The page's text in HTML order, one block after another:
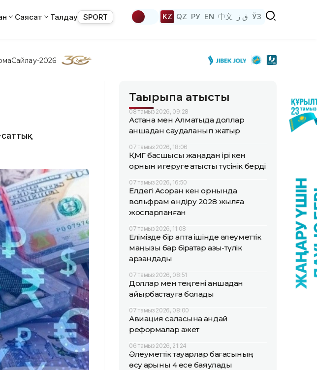
Саясат Талдау SPORT KZ QZ РУ EN 中文 ق ز ЎЗ
Сайлау-2026
Тақырыпқа қатысты
08 тамыз 2026, 09:28
Астана мен Алматыда доллар
қаншадан саудаланып жатыр
07 тамыз 2026, 18:06
ҚМГ басшысы жаңадан ірі кен
орнын игеруге қатысты түсінік берді
07 тамыз 2026, 16:50
Елдегі Ақсоран кен орнында
вольфрам өндіру 2028 жылға
жоспарланған
07 тамыз 2026, 11:08
Елімізде бір апта ішінде әлеуметтік
маңызы бар бірқатар азық-түлік
арзандады
07 тамыз 2026, 08:51
Доллар мен теңгені қаншадан
айырбастауға болады
07 тамыз 2026, 08:00
Авиация саласына қандай
реформалар қажет
06 тамыз 2026, 21:24
Әлеуметтік тауарлар бағасының
өсу қарқыны 4 есе баяулады